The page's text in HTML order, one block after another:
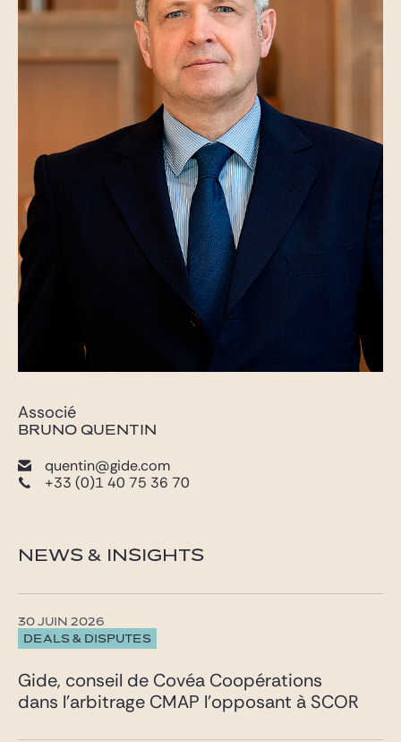
Associé
BRUNO QUENTIN
quentin@gide.com
+33 (0)1 40 75 36 70
NEWS & INSIGHTS
DEALS & DISPUTES
30 JUIN 2026
Gide, conseil de Covéa Coopérations
dans l’arbitrage CMAP l’opposant à SCOR